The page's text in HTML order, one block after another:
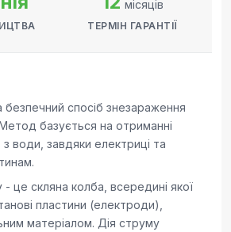
місяців
ТЕРМІН ГАРАНТІЇ
безпечний спосіб знезараження
базується на отриманні
води, завдяки електриці та
- це скляна колба, всередині якої
пластини (електроди),
матеріалом. Дія струму